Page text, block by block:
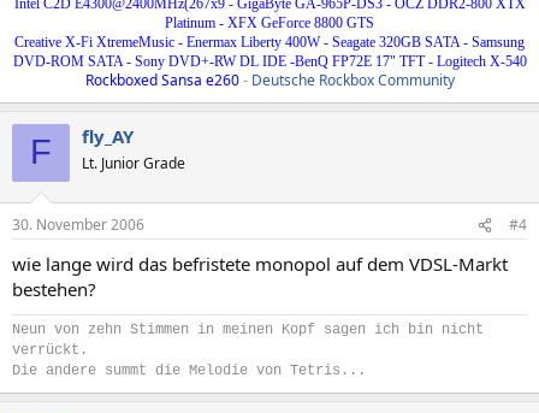
Platinum - XFX GeForce 8800 GTS
Creative X-Fi XtremeMusic - Enermax Liberty 400W - Seagate 320GB SATA - Samsung
DVD-ROM SATA - Sony DVD+-RW DL IDE -BenQ FP72E 17" TFT - Logitech X-540
Rockboxed Sansa e260- Deutsche Rockbox Community
F fly_AY
Lt. Junior Grade
30. November 2006 #4
wie lange wird das befristete monopol auf dem VDSL-Markt
bestehen?
Neun von zehn Stimmen in meinen Kopf sagen ich bin nicht
verrückt.
Die andere summt die Melodie von Tetris...